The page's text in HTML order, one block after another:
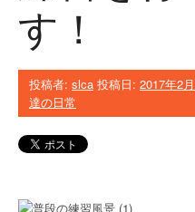
す！
投稿者: slca 投稿日: 2017年2
達の日常